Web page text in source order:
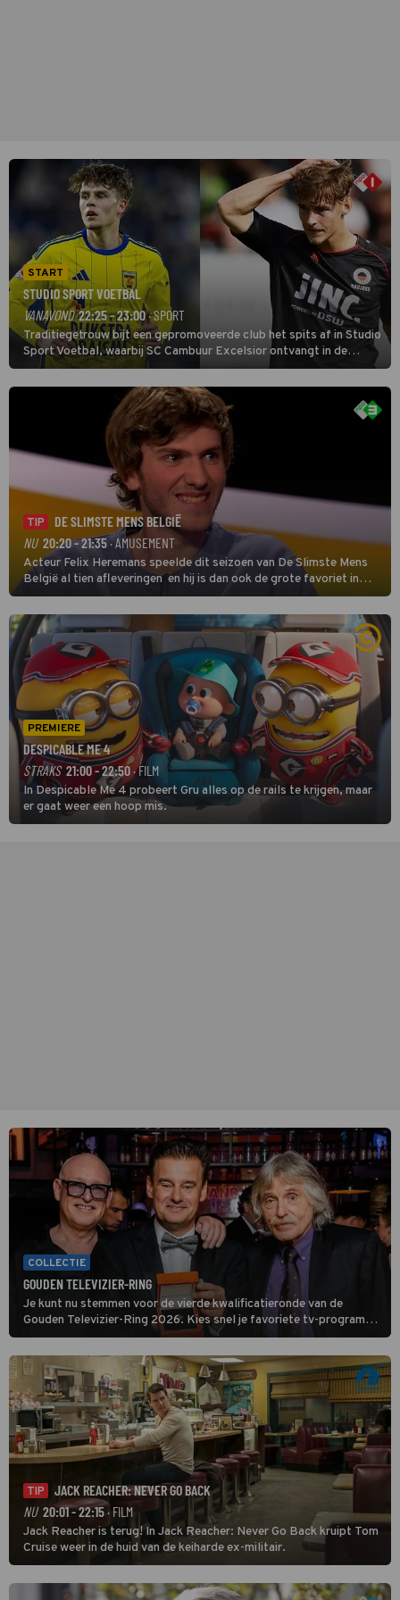
START
STUDIO SPORT VOETBAL
VANAVOND 22:25 - 23:00· SPORT
Traditiegetrouw bijt een gepromoveerde club het spits af in Studio
Sport Voetbal, waarbij SC Cambuur Excelsior ontvangt in de
eerste wedstrijd van het nieuwe Eredivisieseizoen. De nieuwe
oefenmeester is Johan Plat en hij wil aanvallend voetballen.
TIP
DE SLIMSTE MENS BELGIË
NU 20:20 - 21:35· AMUSEMENT
Acteur Felix Heremans speelde dit seizoen van De Slimste Mens
België al tien afleveringen en hij is dan ook de grote favoriet in
deze seizoensfinale. En er is Nederlandse inbreng, want komiek
Soundos El Ahmadi neemt plaats aan de jurytafel.
PREMIERE
DESPICABLE ME 4
STRAKS 21:00 - 22:50· FILM
In Despicable Me 4 probeert Gru alles op de rails te krijgen, maar
er gaat weer een hoop mis.
COLLECTIE
GOUDEN TELEVIZIER-RING
Je kunt nu stemmen voor de vierde kwalificatieronde van de
Gouden Televizier-Ring 2026. Kies snel je favoriete tv-programma
én streamingshow .
TIP
JACK REACHER: NEVER GO BACK
NU 20:01 - 22:15· FILM
Jack Reacher is terug! In Jack Reacher: Never Go Back kruipt Tom
Cruise weer in de huid van de keiharde ex-militair.